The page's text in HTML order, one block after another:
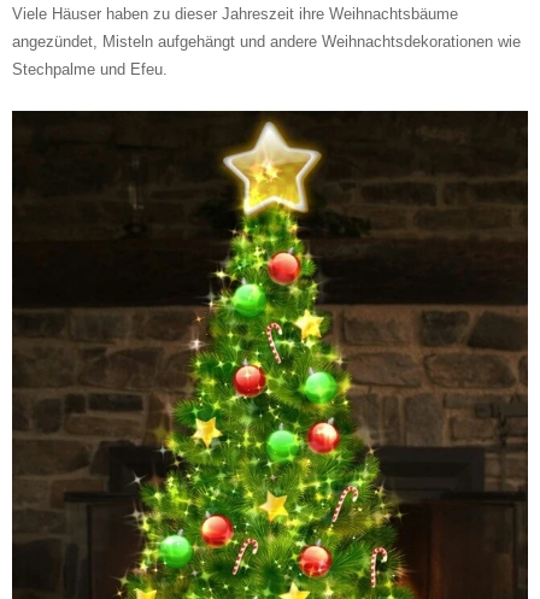
Viele Häuser haben zu dieser Jahreszeit ihre Weihnachtsbäume
angezündet, Misteln aufgehängt und andere Weihnachtsdekorationen wie
Stechpalme und Efeu.